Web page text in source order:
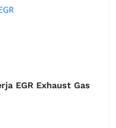
EGR Exhaust Gas